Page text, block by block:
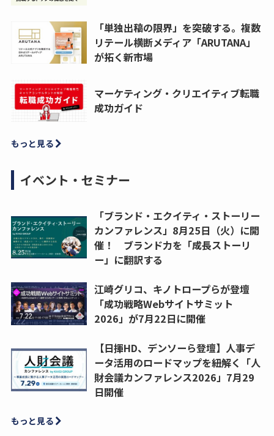
「単独出稿の限界」を突破する。複数
リテール横断メディア「ARUTANA」
が拓く新市場
マーケティング・クリエイティブ転職
成功ガイド
もっと見る
イベント・セミナー
「ブランド・エクイティ・ストーリー
カンファレンス」8月25日（火）に開
催！ ブランド力を「成長ストーリ
ー」に翻訳する
江崎グリコ、キノトロープらが登壇
「成功戦略Webサイトサミット
2026」が7月22日に開催
【日揮HD、デンソーら登壇】人事デ
ータ活用のロードマップを紐解く「人
財会議カンファレンス2026」7月29
日開催
もっと見る